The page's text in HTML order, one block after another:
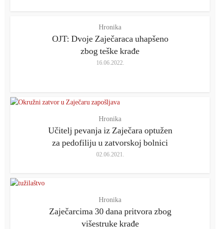
Hronika
OJT: Dvoje Zaječaraca uhapšeno
zbog teške krađe
16.06.2022.
Hronika
Učitelj pevanja iz Zaječara optužen
za pedofiliju u zatvorskoj bolnici
02.06.2021.
Hronika
Zaječarcima 30 dana pritvora zbog
višestruke krađe